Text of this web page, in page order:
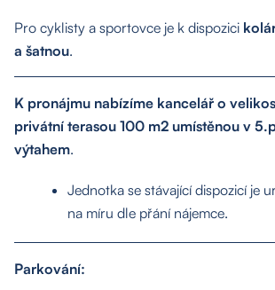
Pro cyklisty a sportovce je k dispozici
a šatnou.
K pronájmu nabízíme kancelář o
privátní terasou 100 m2 umístěnou v
výtahem.
Jednotka se stávající dispozicí je
na míru dle přání nájemce.
Parkování: